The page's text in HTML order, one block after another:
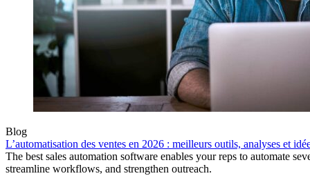
Blog
L’automatisation des ventes en 2026 : meilleurs outils, analyses et
The best sales automation software enables your reps to automate
streamline workflows, and strengthen outreach.